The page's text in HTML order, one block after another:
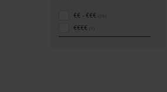
€€ - €€€
€€€€